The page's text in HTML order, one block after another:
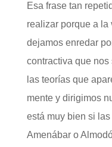
Esa frase tan
realizar porque a la
dejamos enredar
contractiva que
las teorías que
mente y dirigimos
está muy bien si
Amenábar o